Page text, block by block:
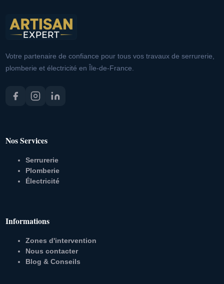
Votre partenaire de confiance pour tous vos travaux de serrurerie,
plomberie et électricité en Île-de-France.
Nos Services
Serrurerie
Plomberie
Électricité
Informations
Zones d'intervention
Nous contacter
Blog & Conseils